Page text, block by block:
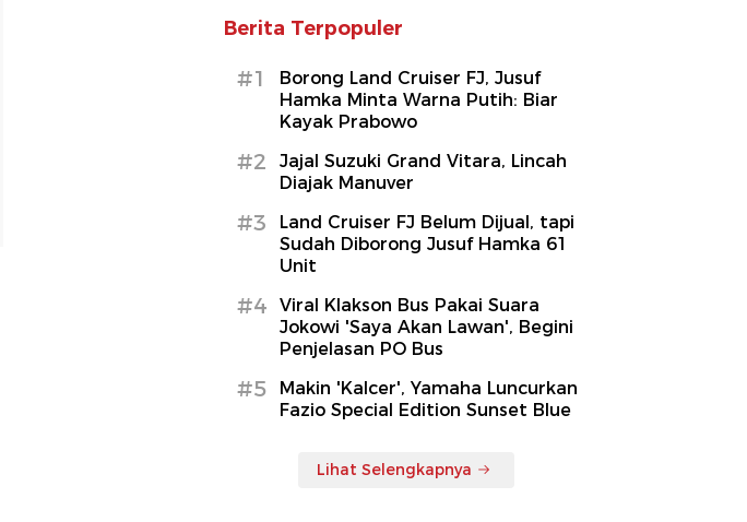
Berita Terpopuler
#1
Borong Land Cruiser FJ, Jusuf
Hamka Minta Warna Putih: Biar
Kayak Prabowo
#2
Jajal Suzuki Grand Vitara, Lincah
Diajak Manuver
#3
Land Cruiser FJ Belum Dijual, tapi
Sudah Diborong Jusuf Hamka 61
Unit
#4
Viral Klakson Bus Pakai Suara
Jokowi 'Saya Akan Lawan', Begini
Penjelasan PO Bus
#5
Makin 'Kalcer', Yamaha Luncurkan
Fazio Special Edition Sunset Blue
Lihat Selengkapnya